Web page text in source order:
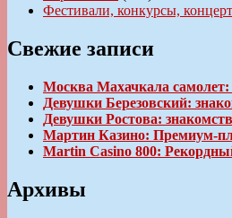
Фестивали, конкурсы,
Свежие записи
Москва Махачкала
Девушки Березовский:
Девушки Ростова:
Мартин Казино: Премиум-
Martin Casino 800:
Архивы